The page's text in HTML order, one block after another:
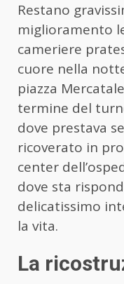
Restano
miglioramento
cameriere
cuore nella
piazza
termine del
dove prestava
ricoverato in
center
dove sta
delicatissimo
la vita.
La